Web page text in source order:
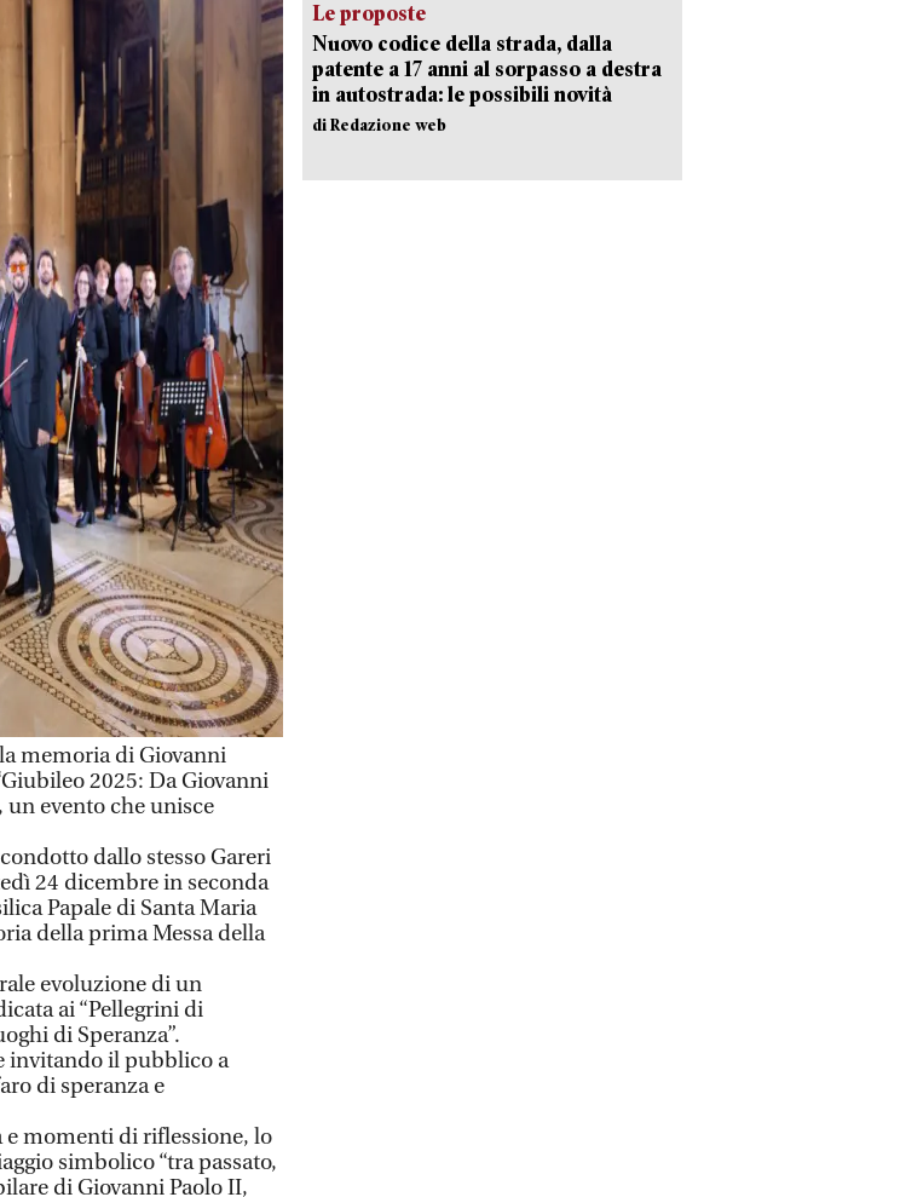
memoria di Giovanni
2025: Da Giovanni
un evento che unisce
dallo stesso Gareri
24 dicembre in seconda
Papale di Santa Maria
della prima Messa della
evoluzione di un
ai “Pellegrini di
di Speranza”.
invitando il pubblico a
di speranza e
momenti di riflessione, lo
simbolico “tra passato,
di Giovanni Paolo II,
Le proposte
Nuovo codice della strada, dalla
patente a 17 anni al sorpasso a destra
in autostrada: le possibili novità
di Redazione web